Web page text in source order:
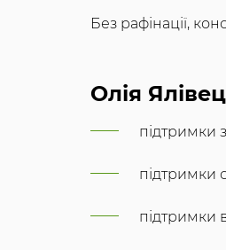
Без рафінації,
Олія
підтримки
підтримки
підтримки